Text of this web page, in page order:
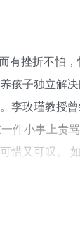
有挫折不怕
孩子独立解
李玫瑾教授
件小事上责
惜又可叹。
重要，家长应